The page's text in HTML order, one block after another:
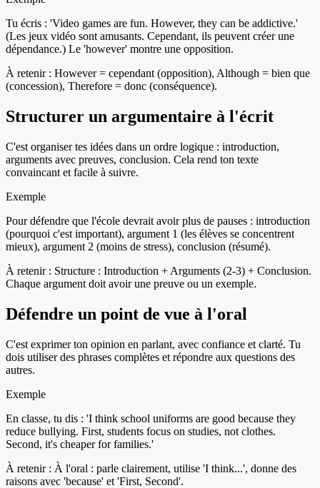
Tu écris : 'Video games are fun. However, they can be addictive.'
(Les jeux vidéo sont amusants. Cependant, ils peuvent créer une
dépendance.) Le 'however' montre une opposition.
À retenir : However = cependant (opposition), Although = bien que
(concession), Therefore = donc (conséquence).
Structurer un argumentaire à l'écrit
C'est organiser tes idées dans un ordre logique : introduction,
arguments avec preuves, conclusion. Cela rend ton texte
convaincant et facile à suivre.
Exemple
Pour défendre que l'école devrait avoir plus de pauses : introduction
(pourquoi c'est important), argument 1 (les élèves se concentrent
mieux), argument 2 (moins de stress), conclusion (résumé).
À retenir : Structure : Introduction + Arguments (2-3) + Conclusion.
Chaque argument doit avoir une preuve ou un exemple.
Défendre un point de vue à l'oral
C'est exprimer ton opinion en parlant, avec confiance et clarté. Tu
dois utiliser des phrases complètes et répondre aux questions des
autres.
Exemple
En classe, tu dis : 'I think school uniforms are good because they
reduce bullying. First, students focus on studies, not clothes.
Second, it's cheaper for families.'
À retenir : À l'oral : parle clairement, utilise 'I think...', donne des
raisons avec 'because' et 'First, Second'.